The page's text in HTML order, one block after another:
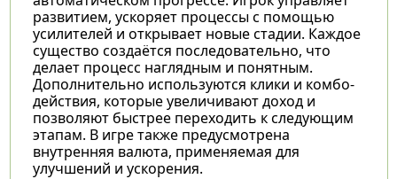
развитием, ускоряет процессы с помощью
усилителей и открывает новые стадии. Каждое
существо создаётся последовательно, что
делает процесс наглядным и понятным.
Дополнительно используются клики и комбо-
действия, которые увеличивают доход и
позволяют быстрее переходить к следующим
этапам. В игре также предусмотрена
внутренняя валюта, применяемая для
улучшений и ускорения.